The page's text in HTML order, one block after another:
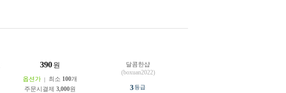
390 원
옵션가 최소 100개
주문시결제 3,000원
달콤한샵
(boxuan2022)
3등급